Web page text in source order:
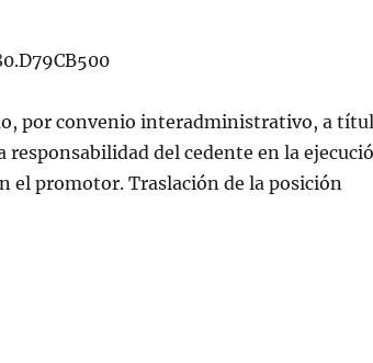
por convenio interadministrativo, a
responsabilidad del cedente en la
el promotor. Traslación de la posición
contratos de mutuo, por convenio